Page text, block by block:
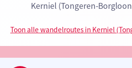
Kerniel (Tongeren-
Toon alle wandelroutes in Kerniel